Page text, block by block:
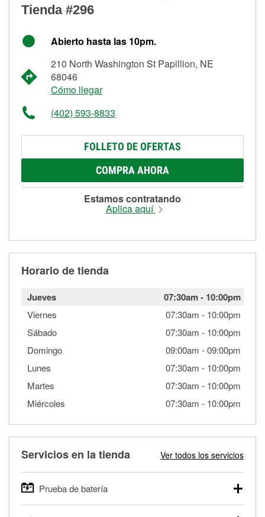
Tienda #296
Abierto hasta las 10pm.
210 North Washington St Papillion, NE
68046
Cómo llegar
(402) 593-8833
FOLLETO DE OFERTAS
COMPRA AHORA
Estamos contratando
Aplica aquí
Horario de tienda
Jueves 07:30am- 10:00pm
Viernes 07:30am - 10:00pm
Sábado
07:30am - 10:00pm
Domingo
09:00am -09:00pm
Lunes
07:30am - 10:00pm
Martes
07:30am - 10:00pm
Miércoles
07:30am - 10:00pm
Servicios en la tienda Ver todos los servicios
Prueba de batería